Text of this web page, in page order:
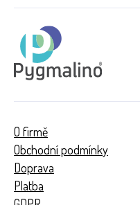
O firmě
Obchodní podmínky
Doprava
Platba